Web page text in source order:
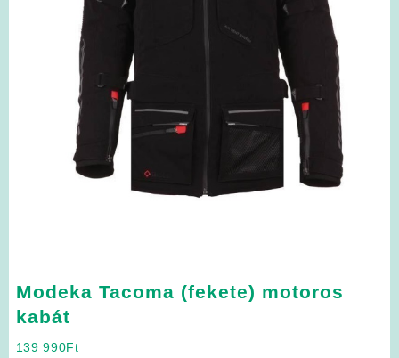
Modeka Tacoma (fekete) motoros
kabát
139 990Ft